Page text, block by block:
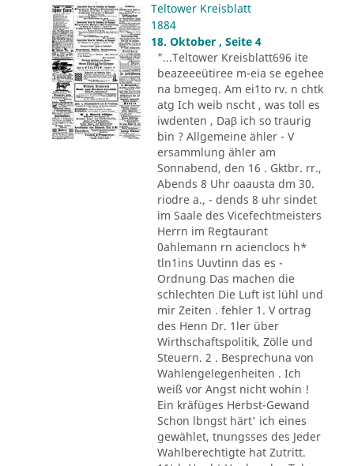
Teltower Kreisblatt
1884
18. Oktober , Seite 4
"...Teltower Kreisblatt696 ite
beazeeeütiree m-eia se egehee
na bmegeq. Am ei1to rv. n chtk
atg Ich weib nscht , was toll es
iwdenten , Daβ ich so traurig
bin ? Allgemeine ähler - V
ersammlung ähler am
Sonnabend, den 16 . Gktbr. rr.,
Abends 8 Uhr oaausta dm 30.
riodre a., - dends 8 uhr sindet
im Saale des Vicefechtmeisters
Herrn im Regtaurant
0ahlemann rn acienclocs h*
tln1ins Uuvtinn das es -
Ordnung Das machen die
schlechten Die Luft ist lühl und
mir Zeiten . fehler 1. V ortrag
des Henn Dr. 1ler über
Wirthschaftspolitik, Zölle und
Steuern. 2 . Besprechuna von
Wahlengelegenheiten . Ich
weiß vor Angst nicht wohin !
Ein kräfüges Herbst-Gewand
Schon lbngst härt' ich eines
gewählet, tnungsses des Jeder
Wahlberechtigte hat Zutritt.